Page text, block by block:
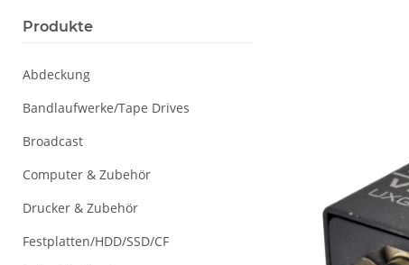
Produkte
Abdeckung
Bandlaufwerke/Tape Drives
Broadcast
Computer & Zubehör
Drucker & Zubehör
Festplatten/HDD/SSD/CF